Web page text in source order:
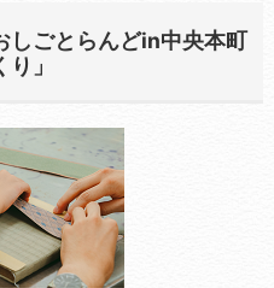
しごとらんどin中央本町
」